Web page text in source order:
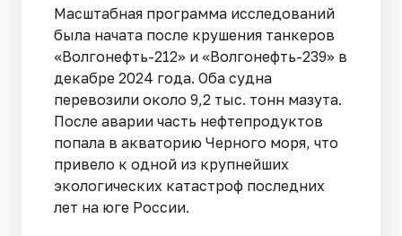
Масштабная программа исследований
была начата после крушения танкеров
«Волгонефть-212» и «Волгонефть-239» в
декабре 2024 года. Оба судна
перевозили около 9,2 тыс. тонн мазута.
После аварии часть нефтепродуктов
попала в акваторию Черного моря, что
привело к одной из крупнейших
экологических катастроф последних
лет на юге России.